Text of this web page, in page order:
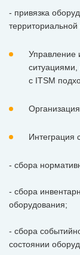
- привязка
территориальной
Управление
ситуациями,
с ITSM
Интеграция
- сбора
- сбора
оборудования;
- сбора
состоянии